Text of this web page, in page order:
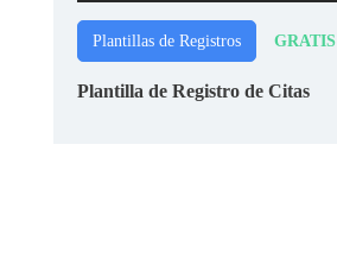
Plantillas de Registros GRATIS
Plantilla de Registro de Citas